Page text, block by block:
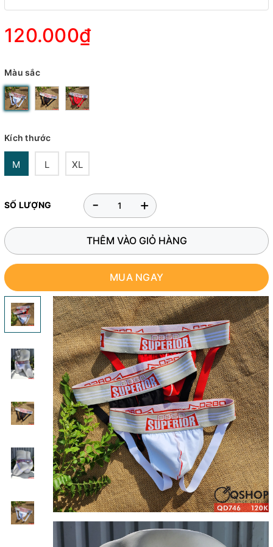
120.000₫
Màu sắc
Kích thước
M L XL
SỐ LƯỢNG +
-
THÊM VÀO GIỎ HÀNG
MUA NGAY